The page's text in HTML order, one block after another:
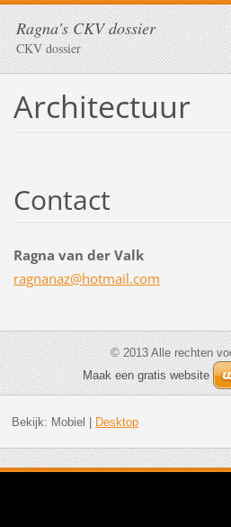
Ragna's CKV dossier
CKV dossier
Architectuur
Contact
Ragna van der Valk
ragnanaz@hotmail.com
© 2013 Alle rechten
Maak een gratis website
Bekijk: Mobiel Desktop